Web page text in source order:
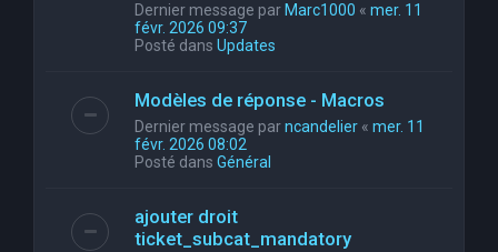
Dernier message par Marc1000 « mer. 11
févr. 2026 09:37
Posté dans Updates
Modèles de réponse - Macros
Dernier message parncandelier « mer. 11
févr. 2026 08:02
Posté dans Général
ajouter droit
ticket_subcat_mandatory